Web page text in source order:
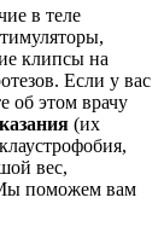
в теле
клипсы на
Если у вас
об этом врачу
(их
вес,
поможем вам